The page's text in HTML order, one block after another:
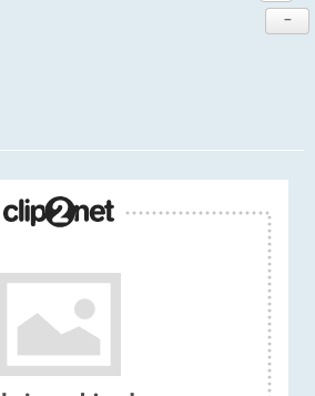
−